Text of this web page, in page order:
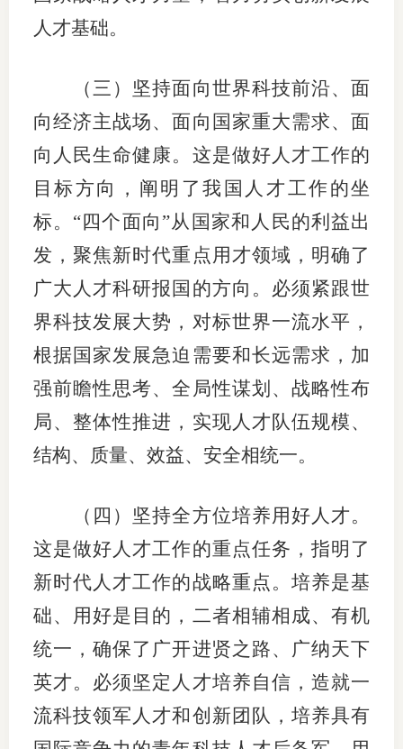
人才基础。
（三）坚持面向世界科技前沿、面
向经济主战场、面向国家重大需求、面
向人民生命健康。这是做好人才工作的
目标方向，阐明了我国人才工作的坐
标。“四个面向”从国家和人民的利益出
发，聚焦新时代重点用才领域，明确了
广大人才科研报国的方向。必须紧跟世
界科技发展大势，对标世界一流水平，
根据国家发展急迫需要和长远需求，加
强前瞻性思考、全局性谋划、战略性布
局、整体性推进，实现人才队伍规模、
结构、质量、效益、安全相统一。
（四）坚持全方位培养用好人才。
这是做好人才工作的重点任务，指明了
新时代人才工作的战略重点。培养是基
础、用好是目的，二者相辅相成、有机
统一，确保了广开进贤之路、广纳天下
英才。必须坚定人才培养自信，造就一
流科技领军人才和创新团队，培养具有